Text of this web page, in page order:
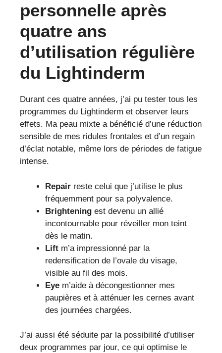
personnelle après
quatre ans
d’utilisation régulière
du Lightinderm
Durant ces quatre années, j’ai pu tester tous les
programmes du Lightinderm et observer leurs
effets. Ma peau mixte a bénéficié d’une réduction
sensible de mes ridules frontales et d’un regain
d’éclat notable, même lors de périodes de fatigue
intense.
Repair reste celui que j’utilise le plus
fréquemment pour sa polyvalence.
Brightening est devenu un allié
incontournable pour réveiller mon teint
dès le matin.
Lift m’a impressionné par la
redensification de l’ovale du visage,
visible au fil des mois.
Eye m’aide à décongestionner mes
paupières et à atténuer les cernes avant
des journées chargées.
J’ai aussi été séduite par la possibilité d’utiliser
deux programmes par jour, ce qui optimise le